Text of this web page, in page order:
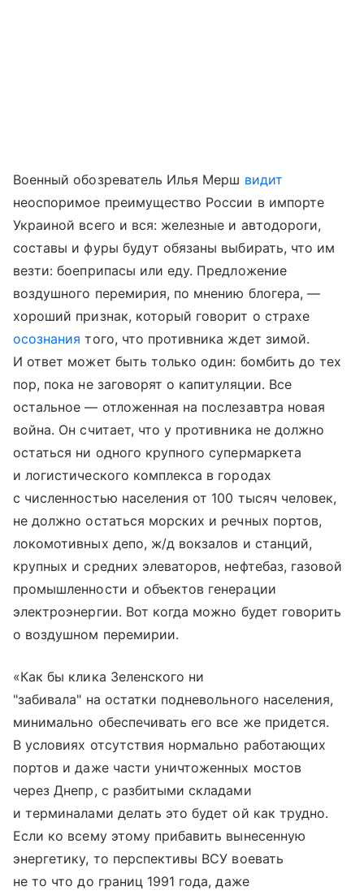
Военный обозреватель Илья Мерш видит
неоспоримое преимущество России в импорте
Украиной всего и вся: железные и автодороги,
составы и фуры будут обязаны выбирать, что им
везти: боеприпасы или еду. Предложение
воздушного перемирия, по мнению блогера, —
хороший признак, который говорит о страхе
осознания того, что противника ждет зимой.
И ответ может быть только один: бомбить до тех
пор, пока не заговорят о капитуляции. Все
остальное — отложенная на послезавтра новая
война. Он считает, что у противника не должно
остаться ни одного крупного супермаркета
и логистического комплекса в городах
с численностью населения от 100 тысяч человек,
не должно остаться морских и речных портов,
локомотивных депо, ж/д вокзалов и станций,
крупных и средних элеваторов, нефтебаз, газовой
промышленности и объектов генерации
электроэнергии. Вот когда можно будет говорить
о воздушном перемирии.
«Как бы клика Зеленского ни
"забивала" на остатки подневольного населения,
минимально обеспечивать его все же придется.
В условиях отсутствия нормально работающих
портов и даже части уничтоженных мостов
через Днепр, с разбитыми складами
и терминалами делать это будет ой как трудно.
Если ко всему этому прибавить вынесенную
энергетику, то перспективы ВСУ воевать
не то что до границ 1991 года, даже